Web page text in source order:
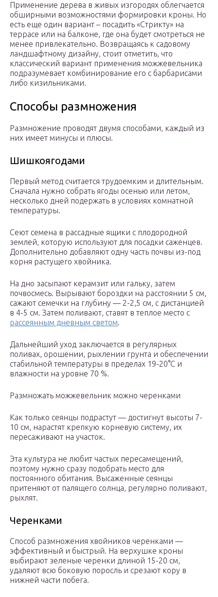
Применение дерева в живых изгородях облегчается
обширными возможностями формировки кроны. Но
есть еще один вариант – посадить «Стрикту» на
террасе или на балконе, где она будет смотреться не
менее привлекательно. Возвращаясь к садовому
ландшафтному дизайну, стоит отметить, что
классический вариант применения можжевельника
подразумевает комбинирование его с барбарисами
либо кизильниками.
Способы размножения
Размножение проводят двумя способами, каждый из
них имеет минусы и плюсы.
Шишкоягодами
Первый метод считается трудоемким и длительным.
Сначала нужно собрать ягоды осенью или летом,
несколько дней подержать в условиях комнатной
температуры.
Сеют семена в рассадные ящики с плодородной
землей, которую используют для посадки саженцев.
Дополнительно добавляют одну часть почвы из-под
корня растущего хвойника.
На дно засыпают керамзит или гальку, затем
почвосмесь. Вырывают бороздки на расстоянии 5 см,
сажают семечки на глубину — 2-2,5 см, с дистанцией
в 4-5 см. Затем поливают, ставят в теплое место с
рассеянным дневным светом.
Дальнейший уход заключается в регулярных
поливах, орошении, рыхлении грунта и обеспечении
стабильной температуры в пределах 19-20°С и
влажности на уровне 70 %.
Размножать можжевельник можно черенками
Как только сеянцы подрастут — достигнут высоты 7-
10 см, нарастят крепкую корневую систему, их
пересаживают на участок.
Эта культура не любит частых пересамещений,
поэтому нужно сразу подобрать место для
постоянного обитания. Высаженные сеянцы
притеняют от палящего солнца, регулярно поливают,
рыхлят.
Черенками
Способ размножения хвойников черенками —
эффективный и быстрый. На верхушке кроны
выбирают зеленые черенки длиной 15-20 см,
удаляют всю боковую поросль и срезают кору в
нижней части побега.